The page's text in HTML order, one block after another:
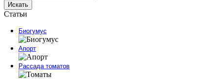
Искать
Статьи
Биогумус
Апорт
Рассада томатов